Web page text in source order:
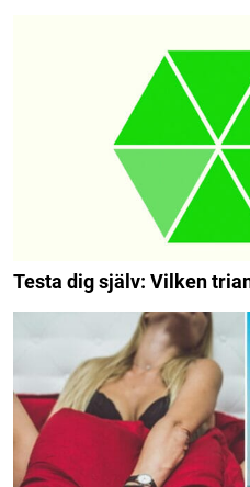
Testa dig själv: Vilken